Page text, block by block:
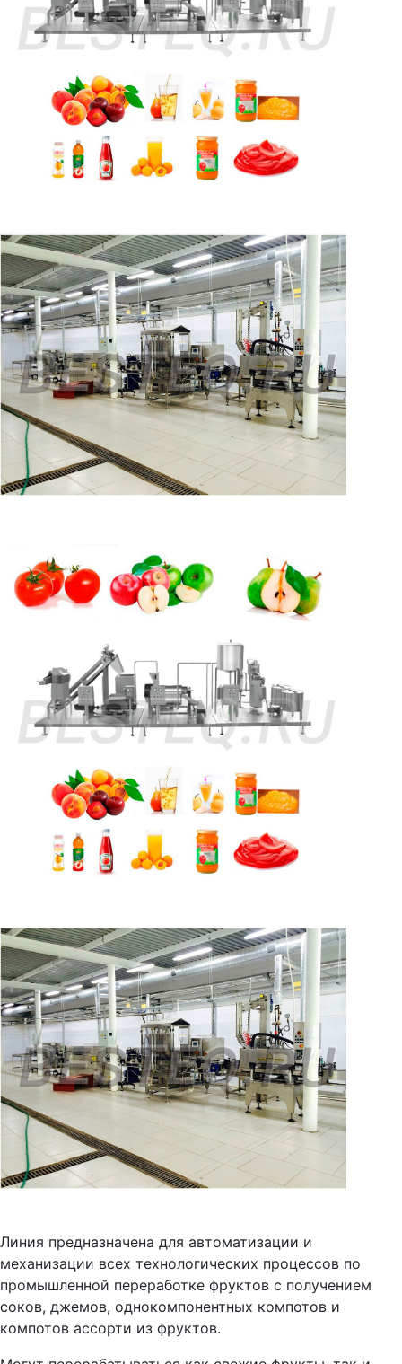
Линия предназначена для автоматизации и
механизации всех технологических процессов по
промышленной переработке фруктов с получением
соков, джемов, однокомпонентных компотов и
компотов ассорти из фруктов.